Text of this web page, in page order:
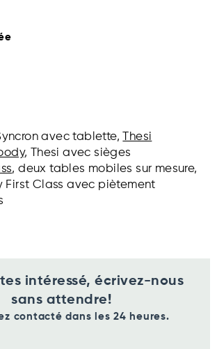
avec tablette,
Thesi
, Thesi avec sièges
, deux tables mobiles sur mesure,
First Class avec piètement
intéressé, écrivez-nous
sans attendre!
contacté dans les 24 heures.